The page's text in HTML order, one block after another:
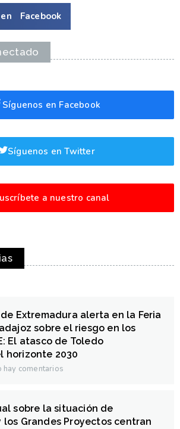
Facebook
Síguenos en Facebook
Síguenos en Twitter
a nuestro canal
Extremadura alerta en la Feria
sobre el riesgo en los
El atasco de Toledo
horizonte 2030
hay comentarios
sobre la situación de
los Grandes Proyectos centran